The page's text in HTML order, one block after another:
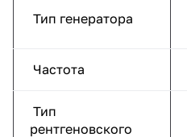
Тип генератора
Частота
Тип
рентгеновского